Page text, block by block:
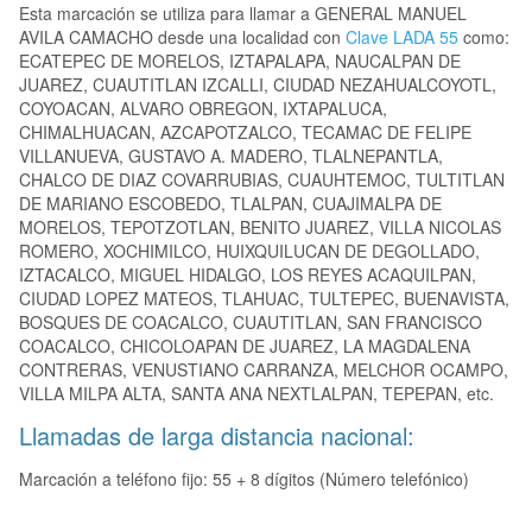
Esta marcación se utiliza para llamar a GENERAL MANUEL
AVILA CAMACHO desde una localidad con Clave LADA 55 como:
ECATEPEC DE MORELOS, IZTAPALAPA, NAUCALPAN DE
JUAREZ, CUAUTITLAN IZCALLI, CIUDAD NEZAHUALCOYOTL,
COYOACAN, ALVARO OBREGON, IXTAPALUCA,
CHIMALHUACAN, AZCAPOTZALCO, TECAMAC DE FELIPE
VILLANUEVA, GUSTAVO A. MADERO, TLALNEPANTLA,
CHALCO DE DIAZ COVARRUBIAS, CUAUHTEMOC, TULTITLAN
DE MARIANO ESCOBEDO, TLALPAN, CUAJIMALPA DE
MORELOS, TEPOTZOTLAN, BENITO JUAREZ, VILLA NICOLAS
ROMERO, XOCHIMILCO, HUIXQUILUCAN DE DEGOLLADO,
IZTACALCO, MIGUEL HIDALGO, LOS REYES ACAQUILPAN,
CIUDAD LOPEZ MATEOS, TLAHUAC, TULTEPEC, BUENAVISTA,
BOSQUES DE COACALCO, CUAUTITLAN, SAN FRANCISCO
COACALCO, CHICOLOAPAN DE JUAREZ, LA MAGDALENA
CONTRERAS, VENUSTIANO CARRANZA, MELCHOR OCAMPO,
VILLA MILPA ALTA, SANTA ANA NEXTLALPAN, TEPEPAN, etc.
Llamadas de larga distancia nacional:
Marcación a teléfono fijo: 55 + 8 dígitos (Número telefónico)